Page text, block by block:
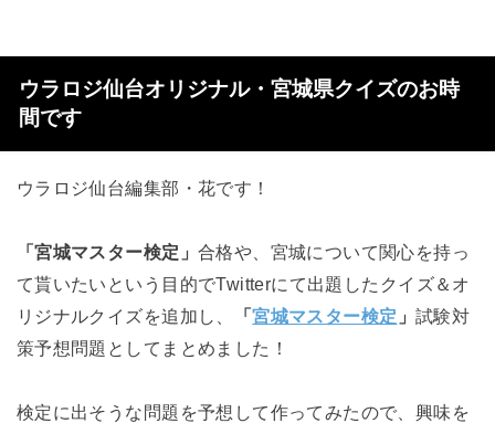
ウラロジ仙台オリジナル・宮城県クイズのお時
間です
ウラロジ仙台編集部・花です！
「宮城マスター検定」 合格や、宮城について関心を持っ
て貰いたいという目的でTwitterにて出題したクイズ＆オ
リジナルクイズを追加し、
「宮城マスター検定 」 試験対
策予想問題としてまとめました！
検定に出そうな問題を予想して作ってみたので、興味を